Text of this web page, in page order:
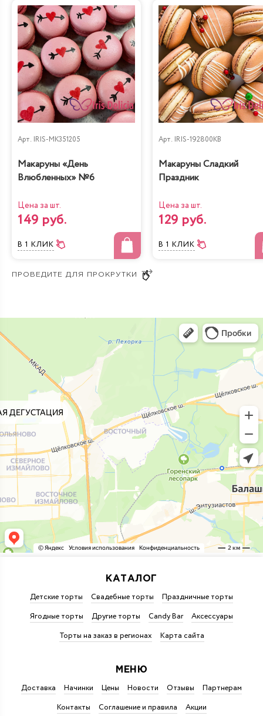
Арт. IRIS-MK351205
Макаруны «День
Влюбленных» №6
Цена за шт.
149 руб.
В 1 КЛИК
Арт. IRIS-192800KB
Макаруны Сладкий
Праздник
Цена за шт.
129 руб.
В 1 КЛИК
КАТАЛОГ
Детские торты Свадебные торты
Праздничные торты
Ягодные торты
Другие торты Candy Bar
Аксессуары
Торты на заказ в регионах
Карта сайта
МЕНЮ
Доставка Начинки Цены Новости Отзывы
Партнерам
Контакты
Соглашение и правила Акции